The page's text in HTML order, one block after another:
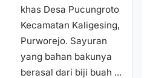
khas Desa Pucungroto
Kecamatan Kaligesing,
Purworejo. Sayuran
yang bahan bakunya
berasal dari biji buah ...